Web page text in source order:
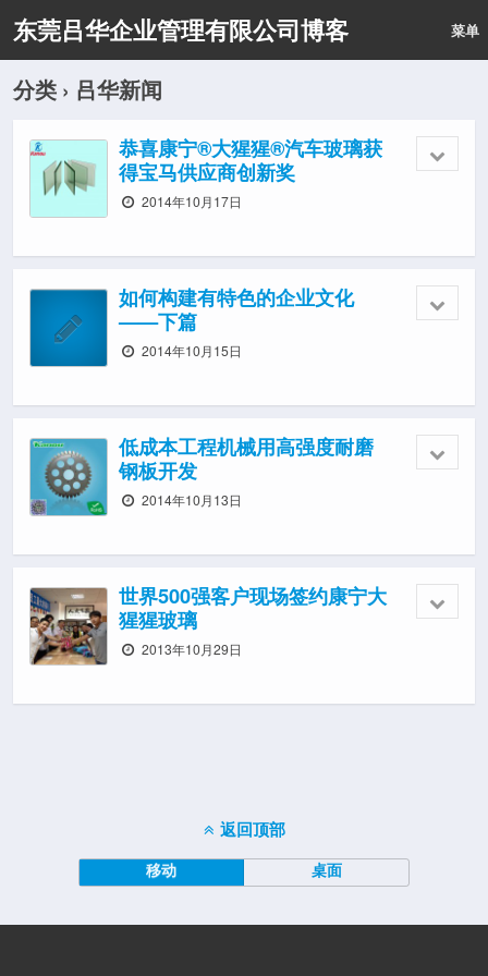
东莞吕华企业管理有限公司博客 菜单
分类 › 吕华新闻
恭喜康宁®大猩猩®汽车玻璃获
得宝马供应商创新奖
2014年10月17日
如何构建有特色的企业文化
——下篇
2014年10月15日
低成本工程机械用高强度耐磨
钢板开发
2014年10月13日
世界500强客户现场签约康宁大
猩猩玻璃
2013年10月29日
返回顶部
移动 桌面